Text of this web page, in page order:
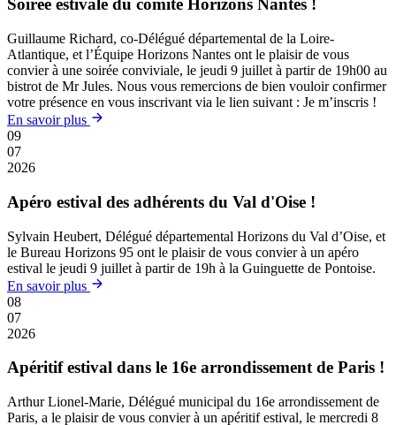
Soirée estivale du comité Horizons Nantes !
Guillaume Richard, co-Délégué départemental de la Loire-
Atlantique, et l’Équipe Horizons Nantes ont le plaisir de vous
convier à une soirée conviviale, le jeudi 9 juillet à partir de 19h00 au
bistrot de Mr Jules. Nous vous remercions de bien vouloir confirmer
votre présence en vous inscrivant via le lien suivant : Je m’inscris !
En savoir plus
09
07
2026
Apéro estival des adhérents du Val d'Oise !
Sylvain Heubert, Délégué départemental Horizons du Val d’Oise, et
le Bureau Horizons 95 ont le plaisir de vous convier à un apéro
estival le jeudi 9 juillet à partir de 19h à la Guinguette de Pontoise.
En savoir plus
08
07
2026
Apéritif estival dans le 16e arrondissement de Paris !
Arthur Lionel-Marie, Délégué municipal du 16e arrondissement de
Paris, a le plaisir de vous convier à un apéritif estival, le mercredi 8